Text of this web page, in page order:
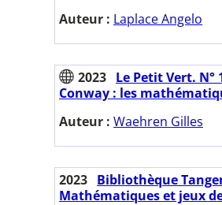
Auteur : Laplace Angelo
2023 Le Petit Vert. N°
Conway : les
Auteur : Waehren Gilles
2023 Bibliothèque
Mathématiques et jeux